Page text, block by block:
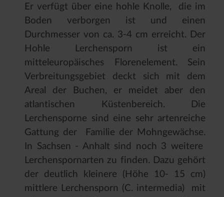
Er verfügt über eine hohle Knolle, die im
Boden verborgen ist und einen
Durchmesser von ca. 3-4 cm erreicht. Der
Hohle Lerchensporn ist ein
mitteleuropäisches Florenelement. Sein
Verbreitungsgebiet deckt sich mit dem
Areal der Buchen, er meidet aber den
atlantischen Küstenbereich. Die
Lerchensporne sind eine sehr artenreiche
Gattung der Familie der Mohngewächse.
In Sachsen - Anhalt sind noch 3 weitere
Lerchenspornarten zu finden. Dazu gehört
der deutlich kleinere (Höhe 10- 15 cm)
mittlere Lerchensporn (C. intermedia) mit